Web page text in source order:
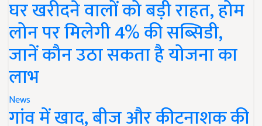
घर खरीदने वालों को बड़ी राहत, होम
लोन पर मिलेगी 4% की सब्सिडी,
जानें कौन उठा सकता है योजना का
लाभ
News
गांव में खाद, बीज और कीटनाशक की